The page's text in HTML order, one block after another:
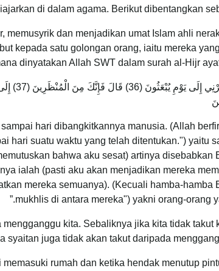
di dalam agama. Berikut dibentangkan
memusyrik dan menjadikan umat Islam ahli
kepada satu golongan orang, iaitu mereka
dinyatakan Allah SWT dalam surah al-Hijr
hari dibangkitkannya manusia. (Allah
hari suatu waktu yang telah ditentukan.") yaitu
bahwa aku sesat) artinya disebabkan
ialah (pasti aku akan menjadikan mereka
mereka semuanya). (Kecuali hamba-hamba
mukhlis di antara mereka") yakni orang-orang
kita. Sebaliknya jika kita tidak takut
syaitan juga tidak akan takut daripada
rumah dan ketika hendak menutup